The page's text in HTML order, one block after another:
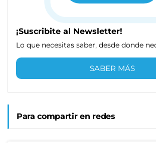
¡Suscribite al Newsletter!
Lo que necesitas saber, desde donde
SABER MÁS
Para compartir en redes